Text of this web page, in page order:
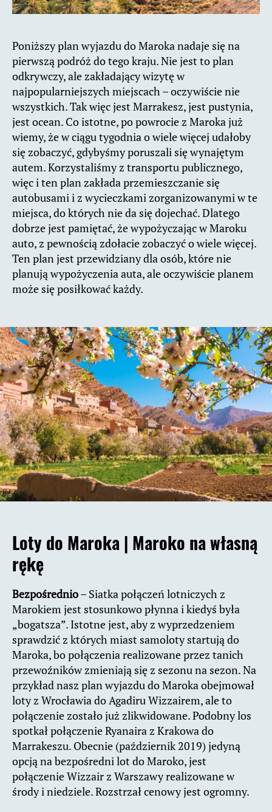
Poniższy plan wyjazdu do Maroka nadaje się na
pierwszą podróż do tego kraju. Nie jest to plan
odkrywczy, ale zakładający wizytę w
najpopularniejszych miejscach – oczywiście nie
wszystkich. Tak więc jest Marrakesz, jest pustynia,
jest ocean. Co istotne, po powrocie z Maroka już
wiemy, że w ciągu tygodnia o wiele więcej udałoby
się zobaczyć, gdybyśmy poruszali się wynajętym
autem. Korzystaliśmy z transportu publicznego,
więc i ten plan zakłada przemieszczanie się
autobusami i z wycieczkami zorganizowanymi w te
miejsca, do których nie da się dojechać. Dlatego
dobrze jest pamiętać, że wypożyczając w Maroku
auto, z pewnością zdołacie zobaczyć o wiele więcej.
Ten plan jest przewidziany dla osób, które nie
planują wypożyczenia auta, ale oczywiście planem
może się posiłkować każdy.
Loty do Maroka | Maroko na własną
rękę
Bezpośrednio– Siatka połączeń lotniczych z
Marokiem jest stosunkowo płynna i kiedyś była
„bogatsza”. Istotne jest, aby z wyprzedzeniem
sprawdzić z których miast samoloty startują do
Maroka, bo połączenia realizowane przez tanich
przewoźników zmieniają się z sezonu na sezon. Na
przykład nasz plan wyjazdu do Maroka obejmował
loty z Wrocławia do Agadiru Wizzairem, ale to
połączenie zostało już zlikwidowane. Podobny los
spotkał połączenie Ryanaira z Krakowa do
Marrakeszu. Obecnie (październik 2019) jedyną
opcją na bezpośredni lot do Maroko, jest
połączenie Wizzair z Warszawy realizowane w
środy i niedziele. Rozstrzał cenowy jest ogromny.